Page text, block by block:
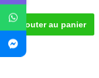
Ajouter au panier